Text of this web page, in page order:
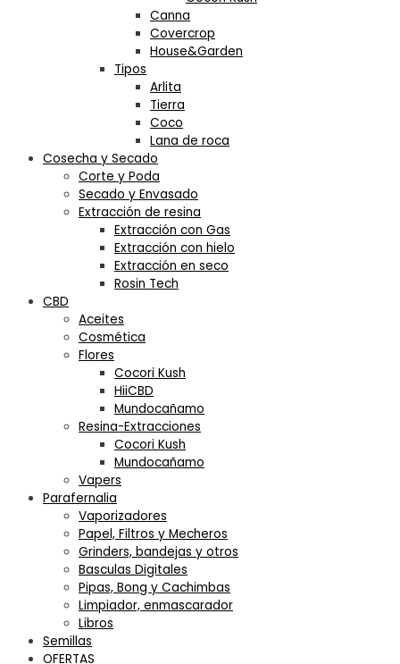
Canna
Covercrop
House&Garden
Tipos
Arlita
Tierra
Coco
Lana de roca
Cosecha y Secado
Corte y Poda
Secado y Envasado
Extracción de resina
Extracción con Gas
Extracción con hielo
Extracción en seco
Rosin Tech
CBD
Aceites
Cosmética
Flores
Cocori Kush
HiiCBD
Mundocañamo
Resina-Extracciones
Cocori Kush
Mundocañamo
Vapers
Parafernalia
Vaporizadores
Papel, Filtros y Mecheros
Grinders, bandejas y otros
Basculas Digitales
Pipas, Bong y Cachimbas
Limpiador, enmascarador
Libros
Semillas
OFERTAS